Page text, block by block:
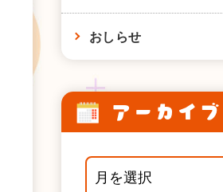
おしらせ
アーカイブ